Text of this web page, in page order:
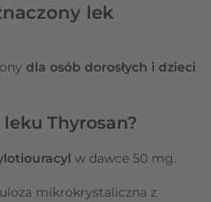
lek
dla osób dorosłych i dzieci
Thyrosan?
w dawce 50 mg.
mikrokrystaliczna z